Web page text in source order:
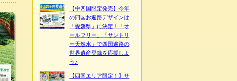
【中四国限定発売】今年
の四国お遍路デザインは
「愛媛県」に決定！「オ
ールフリー」「サントリ
ー天然水」で四国遍路の
世界遺産登録を応援しよ
う♪
【四国エリア限定！】サ